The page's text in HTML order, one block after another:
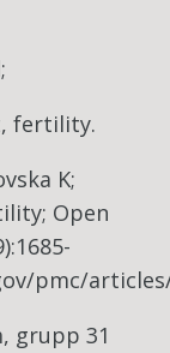
fertility.
K;
Open
pmc/articles/
grupp 31